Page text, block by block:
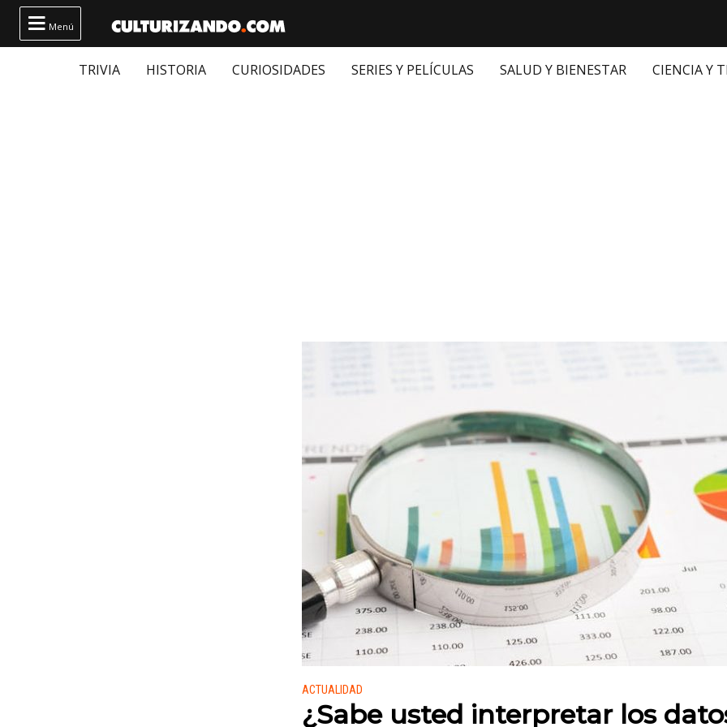
 Menú
TRIVIA HISTORIA CURIOSIDADES SERIES Y PELÍCULAS SALUD Y BIENESTAR CIENCIA Y
Publicado en:
ACTUALIDAD
¿Sabe usted interpretar los